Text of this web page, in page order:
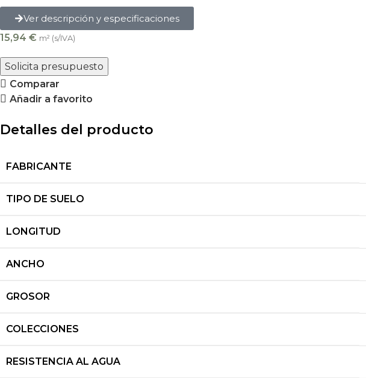
Ver descripción y especificaciones
15,94 € m² (s/IVA)
Solicita presupuesto
Comparar
Añadir a favorito
Detalles del producto
FABRICANTE
TIPO DE SUELO
LONGITUD
ANCHO
GROSOR
COLECCIONES
RESISTENCIA AL AGUA